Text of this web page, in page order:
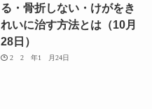
る・骨折しない・けがをき
れいに治す方法とは（10月
28日）
2020年10月24日